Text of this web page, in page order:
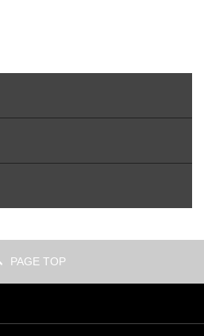
PAGE TOP